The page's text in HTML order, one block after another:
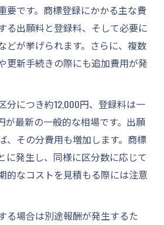
要です。商標登録にかかる主な費
る出願料と登録料、そして必要に
どが挙げられます。さらに、複数
更新手続きの際にも追加費用が発
分につき約12,000円、登録料は一
が最新の一般的な相場です。出願
、その分費用も増加します。商標
に発生し、同様に区分数に応じて
的なコストを見積もる際には注意
る場合は別途報酬が発生するた